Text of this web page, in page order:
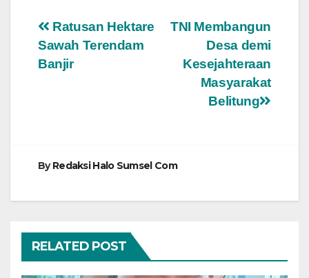
Navigasi
pos
TNI Membangun
Desa demi
Kesejahteraan
Masyarakat
Belitung
Ratusan Hektare
Sawah Terendam
Banjir
ByRedaksi Halo Sumsel Com
RELATED POST